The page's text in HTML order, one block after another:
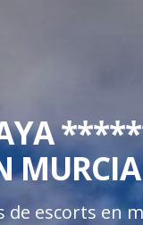
MURCIA
de escorts en